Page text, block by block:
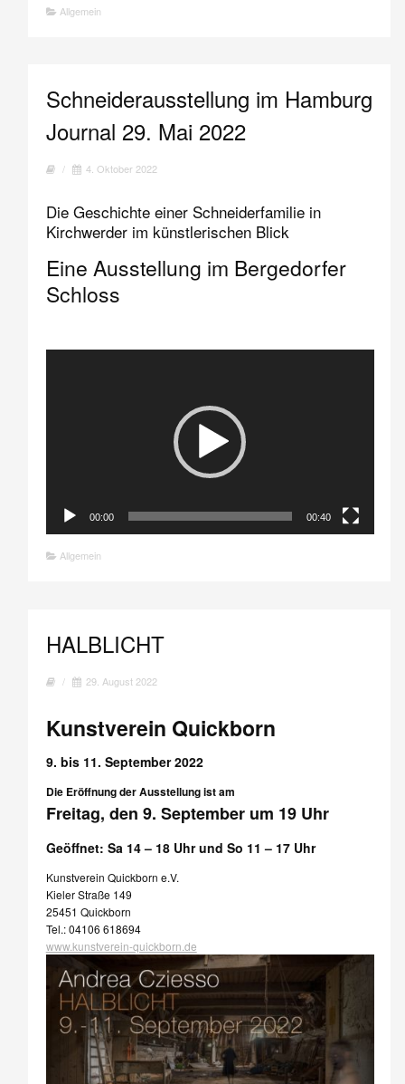
Allgemein
Schneiderausstellung im Hamburg
Journal 29. Mai 2022
/ 4. Oktober 2022
Die Geschichte einer Schneiderfamilie in
Kirchwerder im künstlerischen Blick
Eine Ausstellung im Bergedorfer
Schloss
00:00 00:40
Allgemein
HALBLICHT
/ 29. August 2022
Kunstverein Quickborn
9. bis 11. September 2022
Die Eröffnung der Ausstellung ist am
Freitag, den 9. September um 19 Uhr
Geöffnet: Sa 14 – 18 Uhr und So 11 – 17 Uhr
Kunstverein Quickborn e.V.
Kieler Straße 149
25451 Quickborn
Tel.: 04106 618694
www.kunstverein-quickborn.de